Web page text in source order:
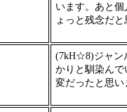
います。あと
ょっと残念だ
(7kH☆8)ジャン
かりと馴染ん
変だったと思